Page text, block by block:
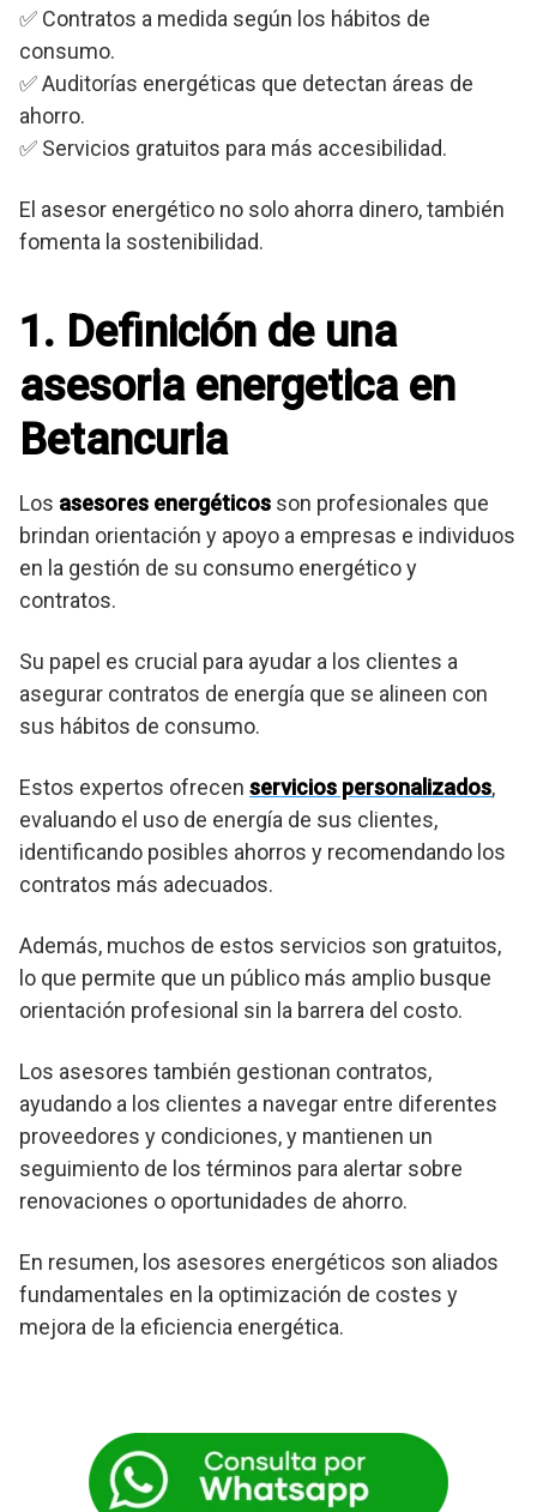
✅ Contratos a medida según los hábitos de
consumo.
✅ Auditorías energéticas que detectan áreas de
ahorro.
✅ Servicios gratuitos para más accesibilidad.
El asesor energético no solo ahorra dinero, también
fomenta la sostenibilidad.
1. Definición de una
asesoria energetica en
Betancuria
Los asesores energéticos son profesionales que
brindan orientación y apoyo a empresas e individuos
en la gestión de su consumo energético y
contratos.
Su papel es crucial para ayudar a los clientes a
asegurar contratos de energía que se alineen con
sus hábitos de consumo.
Estos expertos ofrecen servicios personalizados,
evaluando el uso de energía de sus clientes,
identificando posibles ahorros y recomendando los
contratos más adecuados.
Además, muchos de estos servicios son gratuitos,
lo que permite que un público más amplio busque
orientación profesional sin la barrera del costo.
Los asesores también gestionan contratos,
ayudando a los clientes a navegar entre diferentes
proveedores y condiciones, y mantienen un
seguimiento de los términos para alertar sobre
renovaciones o oportunidades de ahorro.
En resumen, los asesores energéticos son aliados
fundamentales en la optimización de costes y
mejora de la eficiencia energética.